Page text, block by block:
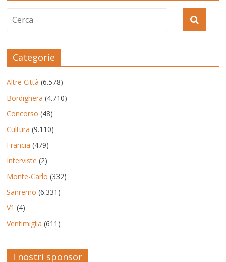
Categorie
Altre Città (6.578)
Bordighera (4.710)
Concorso (48)
Cultura (9.110)
Francia (479)
Interviste (2)
Monte-Carlo (332)
Sanremo (6.331)
V1 (4)
Ventimiglia (611)
I nostri sponsor